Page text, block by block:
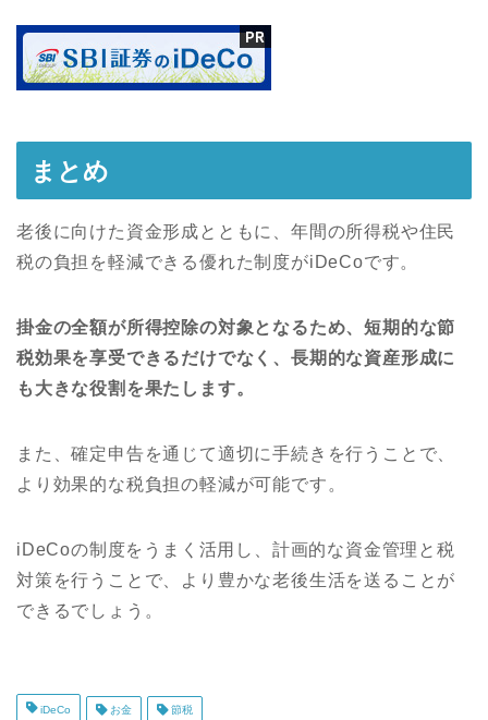
まとめ
老後に向けた資金形成とともに、年間の所得税や住民
税の負担を軽減できる優れた制度がiDeCoです。
掛金の全額が所得控除の対象となるため、短期的な節
税効果を享受できるだけでなく、長期的な資産形成に
も大きな役割を果たします。
また、確定申告を通じて適切に手続きを行うことで、
より効果的な税負担の軽減が可能です。
iDeCoの制度をうまく活用し、計画的な資金管理と税
対策を行うことで、より豊かな老後生活を送ることが
できるでしょう。
iDeCo お金 節税